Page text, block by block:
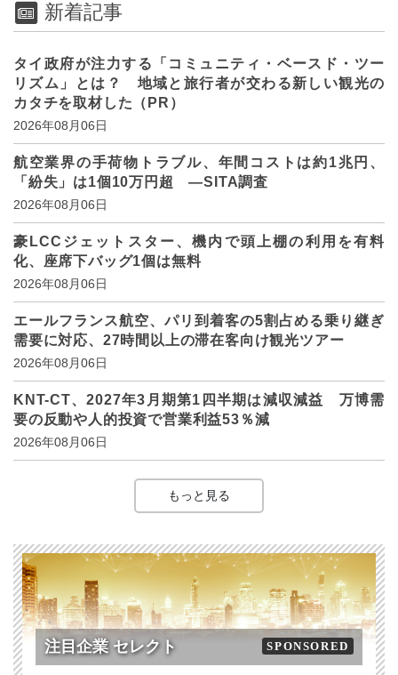
新着記事
タイ政府が注力する「コミュニティ・ベースド・ツー
リズム」とは？ 地域と旅行者が交わる新しい観光の
カタチを取材した（PR）
2026年08月06日
航空業界の手荷物トラブル、年間コストは約1兆円、
「紛失」は1個10万円超 ―SITA調査
2026年08月06日
豪LCCジェットスター、機内で頭上棚の利用を有料
化、座席下バッグ1個は無料
2026年08月06日
エールフランス航空、パリ到着客の5割占める乗り継ぎ
需要に対応、27時間以上の滞在客向け観光ツアー
2026年08月06日
KNT-CT、2027年3月期第1四半期は減収減益 万博需
要の反動や人的投資で営業利益53％減
2026年08月06日
もっと見る
注目企業 セレクト SPONSORED